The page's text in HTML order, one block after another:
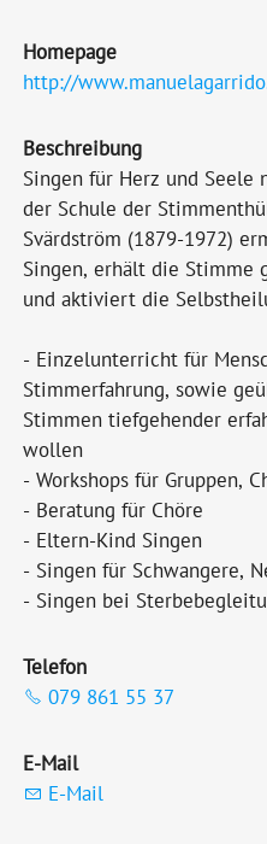
Homepage
http://
Beschreibung
Singen für Herz und Seele
der Schule der
Svärdström (1879-1972)
Singen, erhält die Stimme
und aktiviert die
- Einzelunterricht für
Stimmerfahrung, sowie
Stimmen tiefgehender
wollen
- Workshops für Gruppen,
- Beratung für Chöre
- Eltern-Kind Singen
- Singen für Schwangere,
- Singen bei
Telefon
079 861 55 37
E-Mail
E-Mail